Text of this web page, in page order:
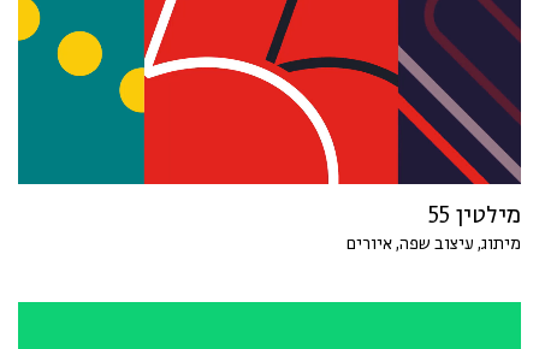
מילטין 55
מיתוג, עיצוב שפה, איורים